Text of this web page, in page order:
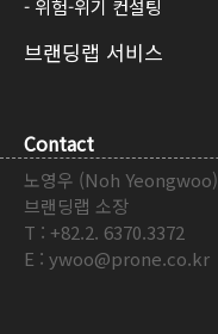
위험-위기 컨설팅
브랜딩랩 서비스
Contact
노영우 (Noh Yeongwoo)
브랜딩랩 소장
T : +82.2. 6370.3372
E : ywoo@prone.co.kr